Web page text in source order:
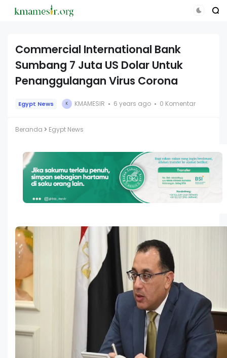
Commercial International Bank
Sumbang 7 Juta US Dolar Untuk
Penanggulangan Virus Corona
Egypt News K KMAMESIR 6 years ago 0 Komentar
Beranda Egypt News